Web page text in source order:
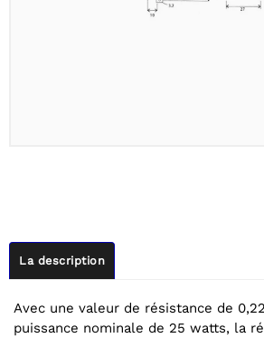
La description
Avec une valeur de résistance de
puissance nominale de 25 watts, la